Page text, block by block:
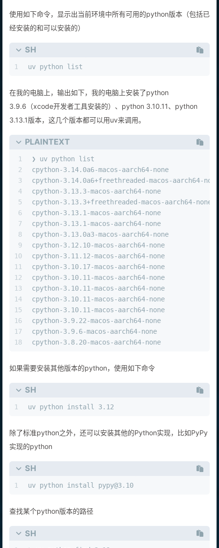
使用如下命令，显示出当前环境中所有可用的python版本（包括已
经安装的和可以安装的）
SH
1 uv python list
在我的电脑上，输出如下，我的电脑上安装了python
3.9.6（xcode开发者工具安装的）、python 3.10.11、python
3.13.1版本，这几个版本都可以用uv来调用。
PLAINTEXT
1
2
3
4
5
6
7
8
9
10
11
12
13
14
15
16
17
18
❯ uv python list
cpython-3.14.0a6-macos-aarch64-none
cpython-3.14.0a6+freethreaded-macos-aarch64-
cpython-3.13.3-macos-aarch64-none
cpython-3.13.3+freethreaded-macos-aarch64-
cpython-3.13.1-macos-aarch64-none
cpython-3.13.1-macos-aarch64-none
cpython-3.13.0a3-macos-aarch64-none
cpython-3.12.10-macos-aarch64-none
cpython-3.11.12-macos-aarch64-none
cpython-3.10.17-macos-aarch64-none
cpython-3.10.11-macos-aarch64-none
cpython-3.10.11-macos-aarch64-none
cpython-3.10.11-macos-aarch64-none
cpython-3.10.11-macos-aarch64-none
cpython-3.9.22-macos-aarch64-none
cpython-3.9.6-macos-aarch64-none
cpython-3.8.20-macos-aarch64-none
如果需要安装其他版本的python，使用如下命令
SH
1 uv python install 3.12
除了标准python之外，还可以安装其他的Python实现，比如PyPy
实现的python
SH
1 uv python install pypy@3.10
查找某个python版本的路径
SH